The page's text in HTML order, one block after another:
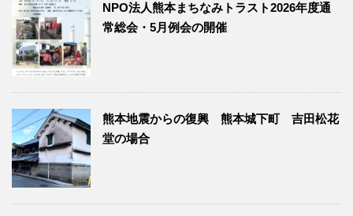
NPO法人熊本まちなみトラスト2026年度通
常総会・5月例会の開催
熊本地震からの復興 熊本城下町 吉田松花
堂の場合